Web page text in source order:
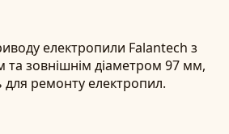
електропили Falantech з
та зовнішнім діаметром 97 мм,
для ремонту електропил.